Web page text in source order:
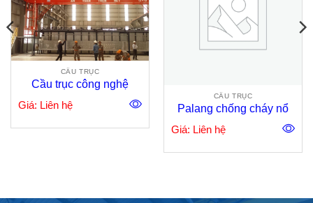
CẦU TRỤC
Cầu trục công nghệ
Giá: Liên hệ
CẦU TRỤC
Palang chống cháy nổ
Giá: Liên hệ